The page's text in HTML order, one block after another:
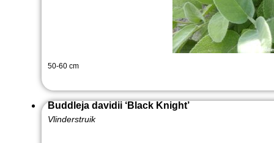
50-60 cm
Buddleja davidii ‘Black Knight’
Vlinderstruik